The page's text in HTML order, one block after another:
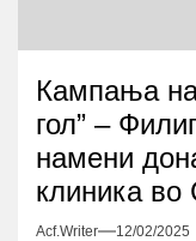
Кампања
гол” –
намени
клиника во
Acf.writer 12/02/2025